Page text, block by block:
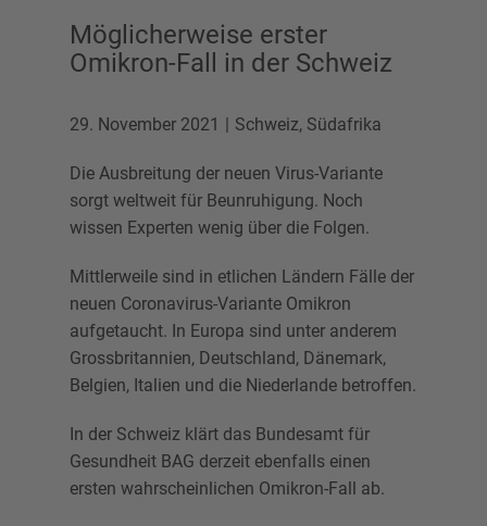
Möglicherweise erster
Omikron-Fall in der Schweiz
29. November 2021 Schweiz, Südafrika
Die Ausbreitung der neuen Virus-Variante
sorgt weltweit für Beunruhigung. Noch
wissen Experten wenig über die Folgen.
Mittlerweile sind in etlichen Ländern Fälle der
neuen Coronavirus-Variante Omikron
aufgetaucht. In Europa sind unter anderem
Grossbritannien, Deutschland, Dänemark,
Belgien, Italien und die Niederlande betroffen.
In der Schweiz klärt das Bundesamt für
Gesundheit BAG derzeit ebenfalls einen
ersten wahrscheinlichen Omikron-Fall ab.